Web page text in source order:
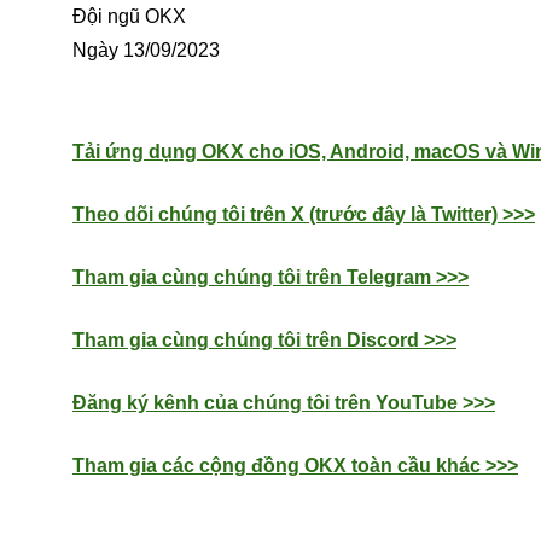
Đội ngũ OKX
Ngày 13/09/2023
Tải ứng dụng OKX cho iOS, Android, macOS và
Theo dõi chúng tôi trên X (trước đây là Twitter) >>>
Tham gia cùng chúng tôi trên Telegram >>>
Tham gia cùng chúng tôi trên Discord >>>
Đăng ký kênh của chúng tôi trên YouTube >>>
Tham gia các cộng đồng OKX toàn cầu khác >>>